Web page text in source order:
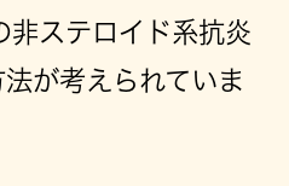
非ステロイド系抗炎
が考えられていま